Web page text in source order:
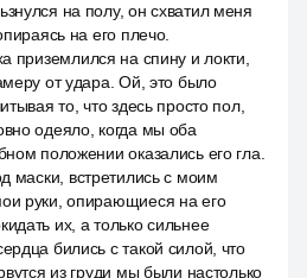
на полу, он схватил меня
на его плечо.
приземлился на спину и локти,
от удара. Ой, это было
то, что здесь просто пол,
одеяло, когда мы оба
положении оказались его гла.
маски, встретились с моим
руки, опирающиеся на его
их, а только сильнее
бились с такой силой, что
из груди мы были настолько